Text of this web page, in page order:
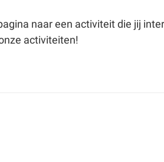
naar een activiteit die jij
activiteiten!